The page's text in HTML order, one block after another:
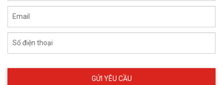
Email
Số điện thoại